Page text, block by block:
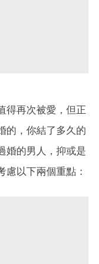
得再次被愛，但正
的，你結了多久的
婚的男人，抑或是
以下兩個重點：